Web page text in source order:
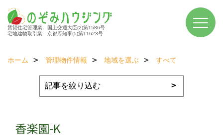
賃貸住宅管理業 国土交通大臣(2)第1586号
宅地建物取引業 京都府知事(5)第11623号
ホーム 管理物件情報 地域を選ぶ すべて
香楽園-K